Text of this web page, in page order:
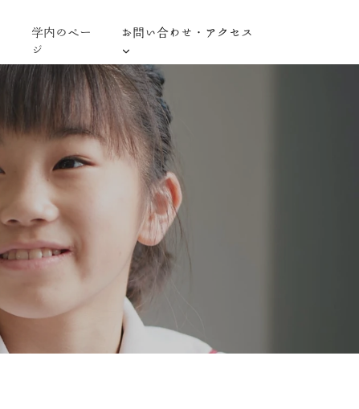
学内のペー
ジ
お問い合わせ・アクセス